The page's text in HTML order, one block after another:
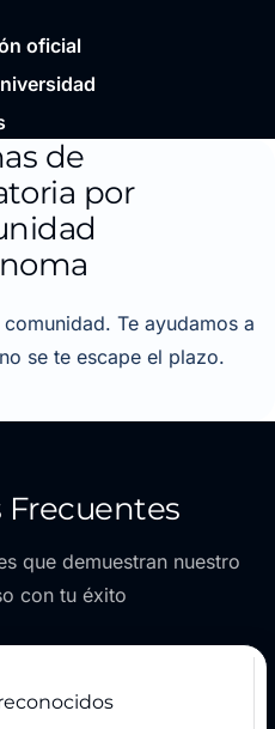
oficial
de
por
Te ayudamos a
se te escape el plazo.
Frecuentes
que demuestran nuestro
con tu éxito